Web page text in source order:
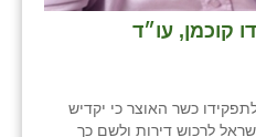
קוכמן, עו״ד
כשר האוצר כי יקדיש
לרכוש דירות ולשם כך